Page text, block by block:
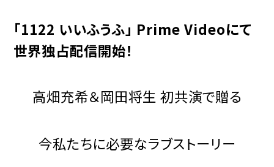
「1122 いいふうふ」 Prime Videoにて
世界独占配信開始！
高畑充希＆岡田将生 初共演で贈る
今私たちに必要なラブストーリー